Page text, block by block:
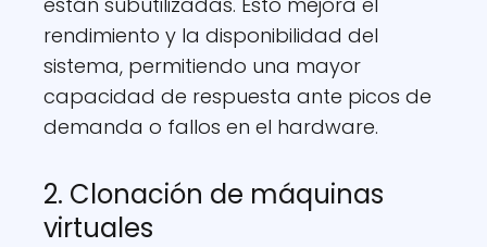
rendimiento y la disponibilidad del
sistema, permitiendo una mayor
capacidad de respuesta ante picos de
demanda o fallos en el hardware.
2. Clonación de máquinas
virtuales